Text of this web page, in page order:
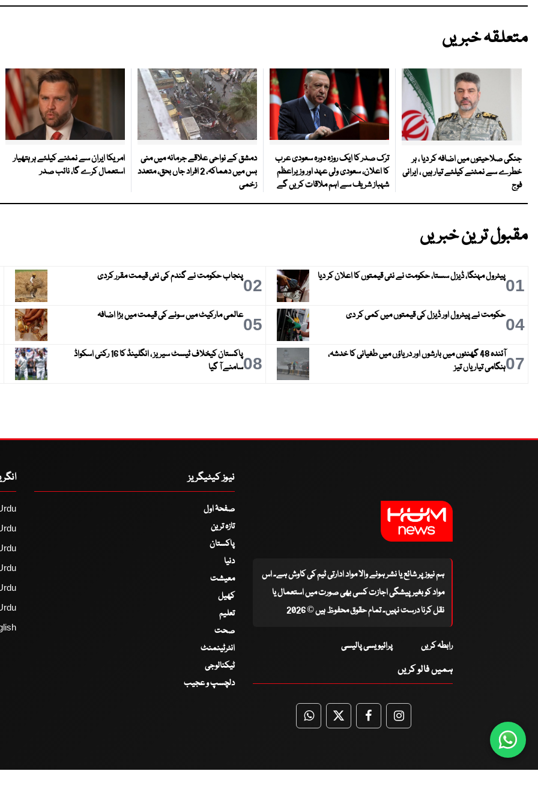
متعلقہ خبریں
جنگی صلاحیتوں میں اضافہ کر دیا ، ہر
خطرے سے نمٹنے کیلئے تیار ہیں ، ایرانی
فوج
ترک صدر کا ایک روزہ دورہ سعودی عرب
کا اعلان، سعودی ولی عہد اور وزیراعظم
شہباز شریف سے اہم ملاقات کریں گے
دمشق کے نواحی علاقے جرمانہ میں منی
بس میں دھماکہ، 2 افراد جاں بحق، متعدد
زخمی
امریکا ایران سے نمٹنے کیلئے ہر ہتھیار
استعمال کرے گا، نائب صدر
مقبول ترین خبریں
01پیٹرول مہنگا، ڈیزل سستا، حکومت نے نئی قیمتوں کا اعلان کر دیا 02پنجاب حکومت نے گندم کی نئی قیمت مقرر کردی
04حکومت نے پیٹرول اور ڈیزل کی قیمتوں میں کمی کر دی 05عالمی مارکیٹ میں سونے کی قیمت میں بڑا اضافہ
07
آئندہ 48 گھنٹوں میں بارشوں اور دریاؤں میں طغیانی کا خدشہ،
ہنگامی تیاریاں تیز
08
پاکستان کیخلاف ٹیسٹ سیریز ، انگلینڈ کا 16 رکنی اسکواڈ
سامنے آ گیا
ہم نیوز پر شائع یا نشر ہونے والا مواد ادارتی ٹیم کی کاوش ہے۔ اس
مواد کو بغیر پیشگی اجازت کسی بھی صورت میں استعمال یا
نقل کرنا درست نہیں۔ تمام حقوق محفوظ ہیں © 2026
رابطہ کریں پرائیویسی پالیسی
ہمیں فالو کریں
WhatsApp
TwitterFacebookFacebook
نیوز کیٹیگریز
صفحۂ اول
تازہ ترین
پاکستان
دنیا
معیشت
کھیل
تعلیم
صحت
انٹرٹینمنٹ
ٹیکنالوجی
دلچسپ و عجیب